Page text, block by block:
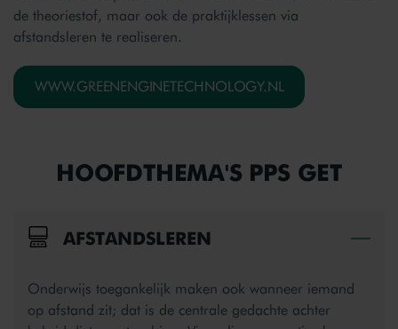
de theoriestof, maar ook de praktijklessen via
afstandsleren te realiseren.
WWW.GREENENGINETECHNOLOGY.NL
HOOFDTHEMA'S PPS GET
AFSTANDSLEREN
Onderwijs toegankelijk maken ook wanneer iemand
op afstand zit; dat is de centrale gedachte achter